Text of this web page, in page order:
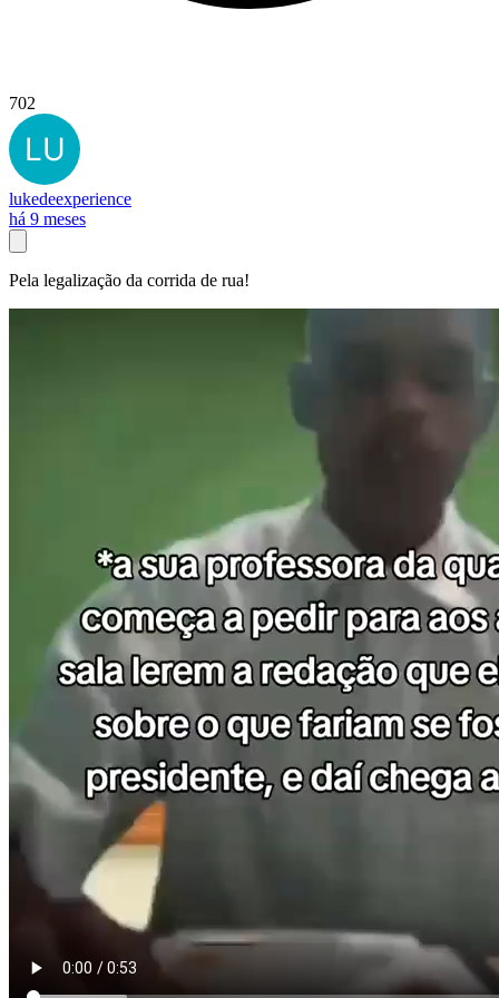
702
lukedeexperience
há 9 meses
Pela legalização da corrida de rua!